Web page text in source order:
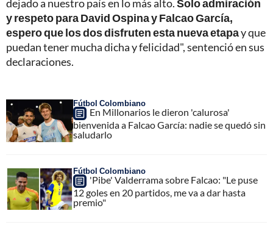
dejado a nuestro país en lo más alto.Solo admiración
y respeto para David Ospina y Falcao García,
espero que los dos disfruten esta nueva etapay que
puedan tener mucha dicha y felicidad", sentenció en sus
declaraciones.
Fútbol Colombiano
En Millonarios le dieron 'calurosa'
bienvenida a Falcao García: nadie se quedó sin
saludarlo
Fútbol Colombiano
'Pibe' Valderrama sobre Falcao: "Le puse
12 goles en 20 partidos, me va a dar hasta
premio"